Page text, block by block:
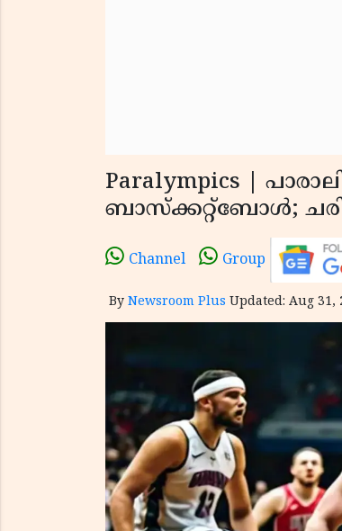
Paralympics |
ബാസ്‌ക്കറ്റ്‌ബോൾ;
Channel Group
By Newsroom Plus Updated: Aug 31,